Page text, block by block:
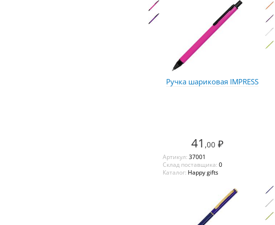
Ручка шариковая IMPRESS
41 ,00 ₽
Артикул: 37001
Склад поставщика: 0
Каталог: Happy gifts